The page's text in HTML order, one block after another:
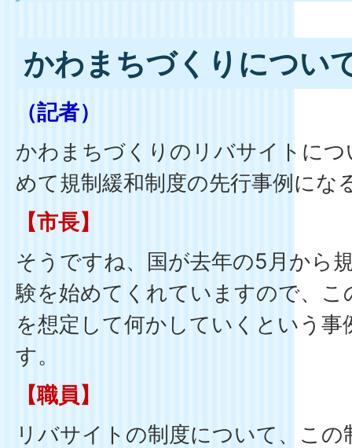
かわまちづくりについ
（記者）
かわまちづくりのリバサイトに
めて規制緩和制度の先行事例にな
【市長】
そうですね、国が去年の5月から
験を始めてくれていますので、
を想定して何かしていくという
す。
【職員】
リバサイトの制度について、こ